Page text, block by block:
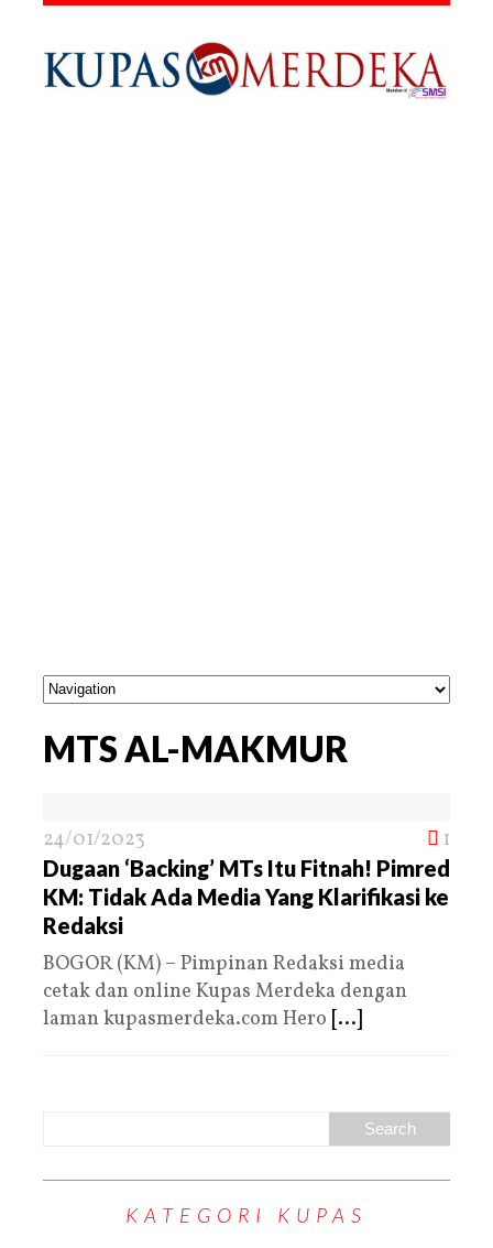
MTS AL-MAKMUR
24/01/2023 1
Dugaan ‘Backing’ MTs Itu Fitnah! Pimred
KM: Tidak Ada Media Yang Klarifikasi ke
Redaksi
BOGOR (KM) – Pimpinan Redaksi media
cetak dan online Kupas Merdeka dengan
laman kupasmerdeka.com Hero [...]
KATEGORI KUPAS